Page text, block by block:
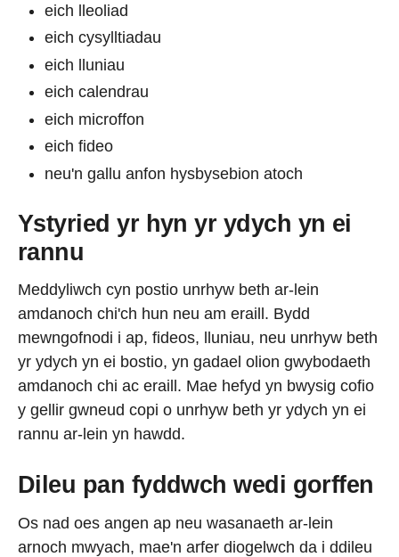
eich lleoliad
eich cysylltiadau
eich lluniau
eich calendrau
eich microffon
eich fideo
neu'n gallu anfon hysbysebion atoch
Ystyried yr hyn yr ydych yn ei
rannu
Meddyliwch cyn postio unrhyw beth ar-lein
amdanoch chi'ch hun neu am eraill. Bydd
mewngofnodi i ap, fideos, lluniau, neu unrhyw beth
yr ydych yn ei bostio, yn gadael olion gwybodaeth
amdanoch chi ac eraill. Mae hefyd yn bwysig cofio
y gellir gwneud copi o unrhyw beth yr ydych yn ei
rannu ar-lein yn hawdd.
Dileu pan fyddwch wedi gorffen
Os nad oes angen ap neu wasanaeth ar-lein
arnoch mwyach, mae'n arfer diogelwch da i ddileu